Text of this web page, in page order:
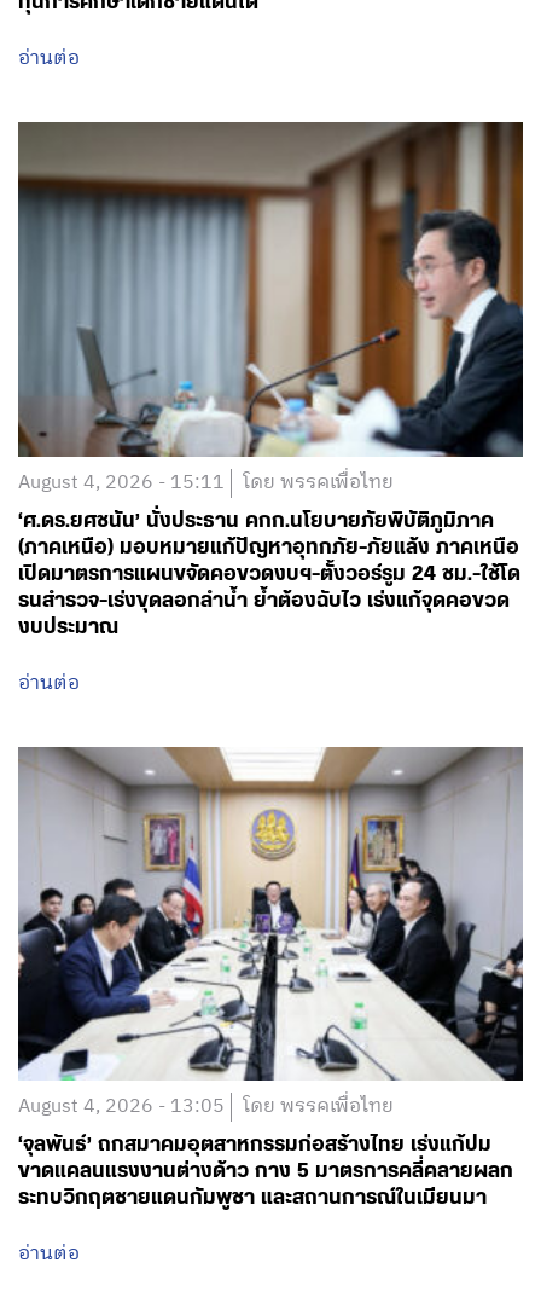
อ่านต่อ
August 4, 2026 - 15:11 โดย พรรคเพื่อไทย
‘ศ.ดร.ยศชนัน’ นั่งประธาน คกก.นโยบายภัยพิบัติภูมิภาค
(ภาคเหนือ) มอบหมายแก้ปัญหาอุทกภัย-ภัยแล้ง ภาคเหนือ
เปิดมาตรการแผนขจัดคอขวดงบฯ-ตั้งวอร์รูม 24 ชม.-ใช้โด
รนสำรวจ-เร่งขุดลอกลำน้ำ ย้ำต้องฉับไว เร่งแก้จุดคอขวด
งบประมาณ
อ่านต่อ
August 4, 2026 - 13:05 โดย พรรคเพื่อไทย
‘จุลพันธ์’ ถกสมาคมอุตสาหกรรมก่อสร้างไทย เร่งแก้ปม
ขาดแคลนแรงงานต่างด้าว กาง 5 มาตรการคลี่คลายผลก
ระทบวิกฤตชายแดนกัมพูชา และสถานการณ์ในเมียนมา
อ่านต่อ